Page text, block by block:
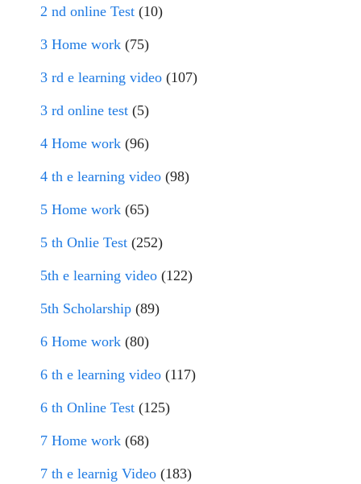
2 nd online Test (10)
3 Home work (75)
3 rd e learning video (107)
3 rd online test (5)
4 Home work (96)
4 th e learning video (98)
5 Home work (65)
5 th Onlie Test (252)
5th e learning video (122)
5th Scholarship (89)
6 Home work (80)
6 th e learning video (117)
6 th Online Test (125)
7 Home work (68)
7 th e learnig Video (183)